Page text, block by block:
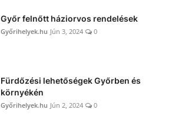
Győr felnőtt háziorvos rendelések
Győrihelyek.hu Jún 3, 2024 0
Fürdőzési lehetőségek Győrben és
környékén
Győrihelyek.hu Jún 2, 2024 0